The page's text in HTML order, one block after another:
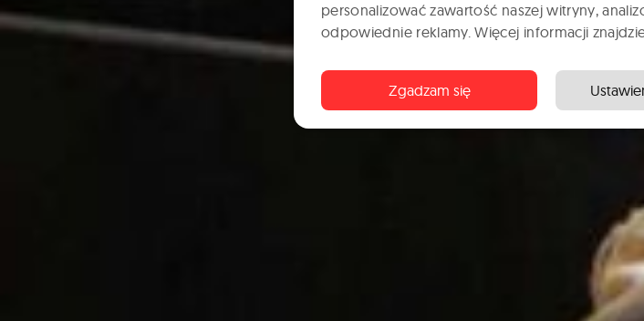
personalizować zawartość naszej witryny,
odpowiednie reklamy. Więcej informacji
Zgadzam się